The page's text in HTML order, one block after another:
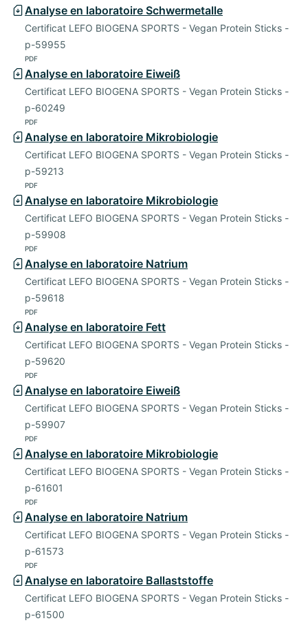
Analyse en laboratoire Schwermetalle
Certificat LEFO BIOGENA SPORTS - Vegan Protein Sticks -
p-59955
PDF
Analyse en laboratoire Eiweiß
Certificat LEFO BIOGENA SPORTS - Vegan Protein Sticks -
p-60249
PDF
Analyse en laboratoire Mikrobiologie
Certificat LEFO BIOGENA SPORTS - Vegan Protein Sticks -
p-59213
PDF
Analyse en laboratoire Mikrobiologie
Certificat LEFO BIOGENA SPORTS - Vegan Protein Sticks -
p-59908
PDF
Analyse en laboratoire Natrium
Certificat LEFO BIOGENA SPORTS - Vegan Protein Sticks -
p-59618
PDF
Analyse en laboratoire Fett
Certificat LEFO BIOGENA SPORTS - Vegan Protein Sticks -
p-59620
PDF
Analyse en laboratoire Eiweiß
Certificat LEFO BIOGENA SPORTS - Vegan Protein Sticks -
p-59907
PDF
Analyse en laboratoire Mikrobiologie
Certificat LEFO BIOGENA SPORTS - Vegan Protein Sticks -
p-61601
PDF
Analyse en laboratoire Natrium
Certificat LEFO BIOGENA SPORTS - Vegan Protein Sticks -
p-61573
PDF
Analyse en laboratoire Ballaststoffe
Certificat LEFO BIOGENA SPORTS - Vegan Protein Sticks -
p-61500